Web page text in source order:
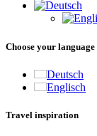
Choose your language
Deutsch
Englisch
Travel inspiration